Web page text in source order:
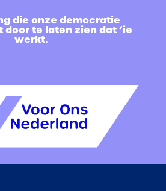
die onze democratie
door te laten zien dat ‘ie
werkt.